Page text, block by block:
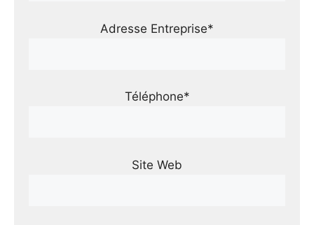
Adresse Entreprise*
Téléphone*
Site Web